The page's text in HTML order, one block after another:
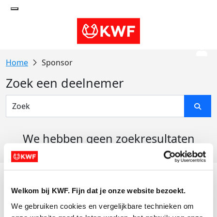
Welkom bij KWF. Fijn dat je onze website bezoekt.
We gebruiken cookies en vergelijkbare technieken om
Sponsor
Zoek een deelnemer
We hebben geen zoekresultaten
Actiematerialen
Evenementen